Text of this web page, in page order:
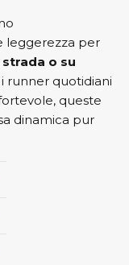
leggerezza per
strada o su
runner quotidiani
queste
dinamica pur